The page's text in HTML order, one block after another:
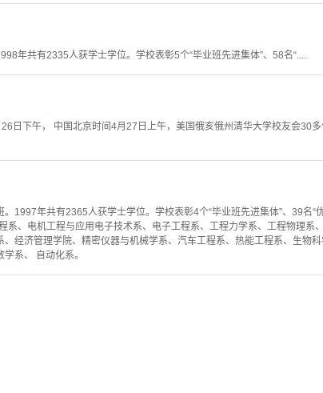
年共有2335人获学士学位。学校表彰5个“毕业班先进集体”、58名“....
日下午， 中国北京时间4月27日上午，美国俄亥俄州清华大学校友会30
年共有2365人获学士学位。学校表彰4个“毕业班先进集体”、39名“
系、电机工程与应用电子技术系、电子工程系、工程力学系、工程物理系
经济管理学院、精密仪器与机械学系、汽车工程系、热能工程系、生物科
系、 自动化系。